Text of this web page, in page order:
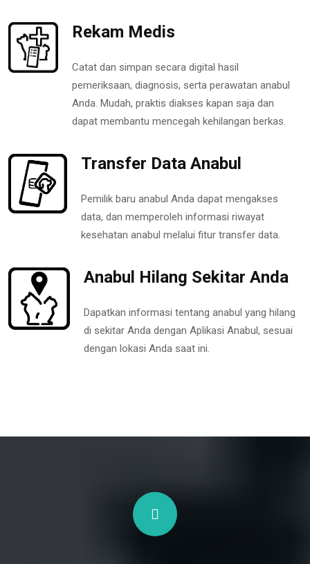
Rekam Medis
Catat dan simpan secara digital hasil
pemeriksaan, diagnosis, serta perawatan anabul
Anda. Mudah, praktis diakses kapan saja dan
dapat membantu mencegah kehilangan berkas.
Transfer Data Anabul
Pemilik baru anabul Anda dapat mengakses
data, dan memperoleh informasi riwayat
kesehatan anabul melalui fitur transfer data.
Anabul Hilang Sekitar Anda
Dapatkan informasi tentang anabul yang hilang
di sekitar Anda dengan Aplikasi Anabul, sesuai
dengan lokasi Anda saat ini.